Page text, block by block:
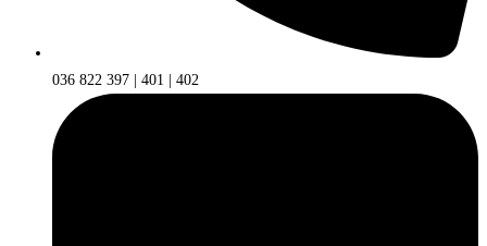
036 822 397 | 401 | 402